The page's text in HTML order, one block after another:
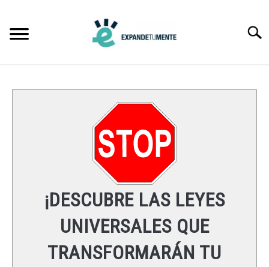
content
LEYES UNIVERSALES
RECURSOS
¡DESCUBRE LAS LEYES
UNIVERSALES QUE
TRANSFORMARÁN TU